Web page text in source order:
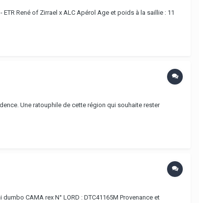
René of Zirrael x ALC Apérol Age et poids à la saillie : 11
Une ratouphile de cette région qui souhaite rester
CAMA rex N° LORD : DTC41165M Provenance et